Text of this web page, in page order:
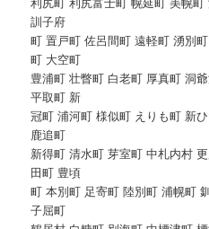
訓子府
町 置戸町 佐呂間町 遠軽町 湧別
町 大空町
豊浦町 壮瞥町 白老町 厚真町 洞
平取町 新
冠町 浦河町 様似町 えりも町 新
鹿追町
新得町 清水町 芽室町 中札内村
田町 豊頃
町 本別町 足寄町 陸別町 浦幌町
子屈町